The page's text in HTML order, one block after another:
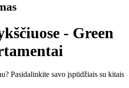
- Green
Pasidalinkite savo įspūdžiais su kitais